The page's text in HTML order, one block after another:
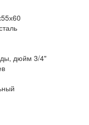
дюйм 3/4"